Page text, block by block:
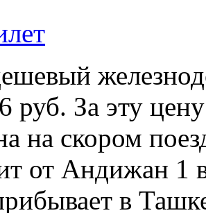
руб. За эту
на скором
от Андижан 1
в